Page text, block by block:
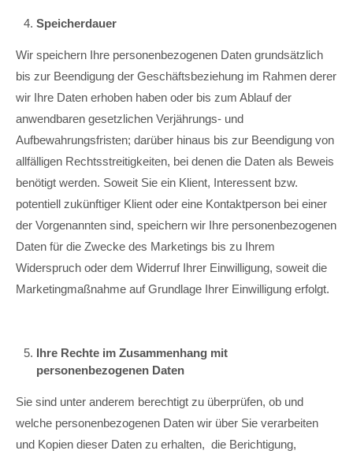
Speicherdauer
Wir speichern Ihre personenbezogenen Daten grundsätzlich
bis zur Beendigung der Geschäftsbeziehung im Rahmen derer
wir Ihre Daten erhoben haben oder bis zum Ablauf der
anwendbaren gesetzlichen Verjährungs- und
Aufbewahrungsfristen; darüber hinaus bis zur Beendigung von
allfälligen Rechtsstreitigkeiten, bei denen die Daten als Beweis
benötigt werden. Soweit Sie ein Klient, Interessent bzw.
potentiell zukünftiger Klient oder eine Kontaktperson bei einer
der Vorgenannten sind, speichern wir Ihre personenbezogenen
Daten für die Zwecke des Marketings bis zu Ihrem
Widerspruch oder dem Widerruf Ihrer Einwilligung, soweit die
Marketingmaßnahme auf Grundlage Ihrer Einwilligung erfolgt.
Ihre Rechte im Zusammenhang mit
personenbezogenen Daten
Sie sind unter anderem berechtigt zu überprüfen, ob und
welche personenbezogenen Daten wir über Sie verarbeiten
und Kopien dieser Daten zu erhalten, die Berichtigung,